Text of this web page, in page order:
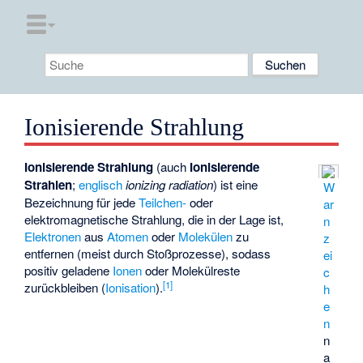
Ionisierende Strahlung
W
ar
n
z
ei
c
h
e
n
n
a
Ionisierende Strahlung (auch Ionisierende
Strahlen;englisch ionizing radiation) ist eine
Bezeichnung für jedeTeilchen-oder
elektromagnetische Strahlung, die in der Lage ist,
ElektronenausAtomenoder Molekülenzu
entfernen (meist durch Stoßprozesse), sodass
positiv geladene Ionenoder Molekülreste
zurückbleiben (Ionisation).[1]